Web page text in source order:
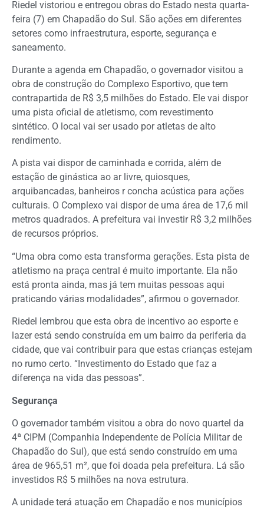
Riedel vistoriou e entregou obras do Estado nesta quarta-
feira (7) em Chapadão do Sul. São ações em diferentes
setores como infraestrutura, esporte, segurança e
saneamento.
Durante a agenda em Chapadão, o governador visitou a
obra de construção do Complexo Esportivo, que tem
contrapartida de R$ 3,5 milhões do Estado. Ele vai dispor
uma pista oficial de atletismo, com revestimento
sintético. O local vai ser usado por atletas de alto
rendimento.
A pista vai dispor de caminhada e corrida, além de
estação de ginástica ao ar livre, quiosques,
arquibancadas, banheiros r concha acústica para ações
culturais. O Complexo vai dispor de uma área de 17,6 mil
metros quadrados. A prefeitura vai investir R$ 3,2 milhões
de recursos próprios.
“Uma obra como esta transforma gerações. Esta pista de
atletismo na praça central é muito importante. Ela não
está pronta ainda, mas já tem muitas pessoas aqui
praticando várias modalidades”, afirmou o governador.
Riedel lembrou que esta obra de incentivo ao esporte e
lazer está sendo construída em um bairro da periferia da
cidade, que vai contribuir para que estas crianças estejam
no rumo certo. “Investimento do Estado que faz a
diferença na vida das pessoas”.
Segurança
O governador também visitou a obra do novo quartel da
4ª CIPM (Companhia Independente de Polícia Militar de
Chapadão do Sul), que está sendo construído em uma
área de 965,51 m², que foi doada pela prefeitura. Lá são
investidos R$ 5 milhões na nova estrutura.
A unidade terá atuação em Chapadão e nos municípios